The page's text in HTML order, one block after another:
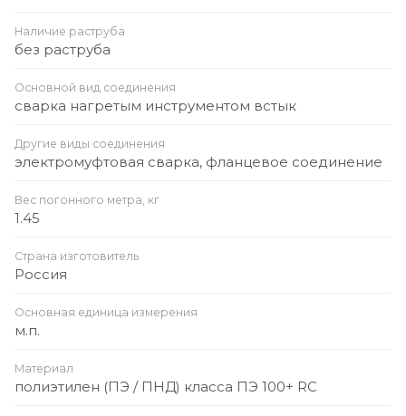
Наличие раструба
без раструба
Основной вид соединения
сварка нагретым инструментом встык
Другие виды соединения
электромуфтовая сварка, фланцевое соединение
Вес погонного метра, кг
1.45
Страна изготовитель
Россия
Основная единица измерения
м.п.
Материал
полиэтилен (ПЭ / ПНД) класса ПЭ 100+ RC